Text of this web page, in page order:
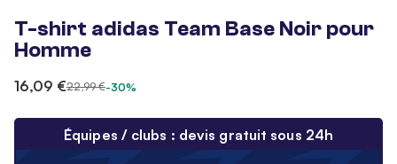
T-shirt adidas Team Base Noir pour
Homme
16,09 €22,99 €-30%
Équipes / clubs : devis gratuit sous 24h